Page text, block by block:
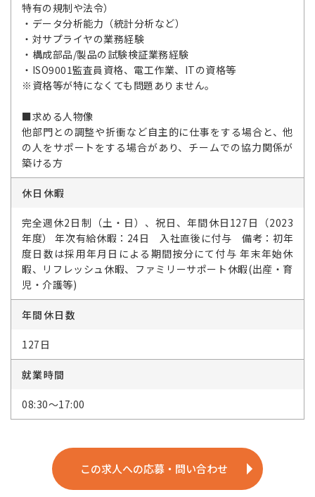
特有の規制や法令）
・データ分析能力（統計分析など）
・対サプライヤの業務経験
・構成部品/製品の試験検証業務経験
・ISO9001監査員資格、電工作業、ITの資格等
※資格等が特になくても問題ありません。
■求める人物像
他部門との調整や折衝など自主的に仕事をする場合と、他
の人をサポートをする場合があり、チームでの協力関係が
築ける方
休日休暇
完全週休2日制（土・日）、祝日、年間休日127日（2023
年度） 年次有給休暇：24日 入社直後に付与 備考：初年
度日数は採用年月日による期間按分にて付与 年末年始休
暇、リフレッシュ休暇、ファミリーサポート休暇(出産・育
児・介護等)
年間休日数
127日
就業時間
08:30～17:00
この求人への応募・問い合わせ